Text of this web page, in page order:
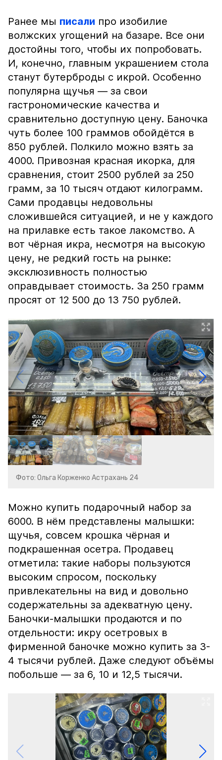
Ранее мы писали про изобилие
волжских угощений на базаре. Все они
достойны того, чтобы их попробовать.
И, конечно, главным украшением стола
станут бутерброды с икрой. Особенно
популярна щучья — за свои
гастрономические качества и
сравнительно доступную цену. Баночка
чуть более 100 граммов обойдётся в
850 рублей. Полкило можно взять за
4000. Привозная красная икорка, для
сравнения, стоит 2500 рублей за 250
грамм, за 10 тысяч отдают килограмм.
Сами продавцы недовольны
сложившейся ситуацией, и не у каждого
на прилавке есть такое лакомство. А
вот чёрная икра, несмотря на высокую
цену, не редкий гость на рынке:
эксклюзивность полностью
оправдывает стоимость. За 250 грамм
просят от 12 500 до 13 750 рублей.
Фото: Ольга Корженко Астрахань 24
Можно купить подарочный набор за
6000. В нём представлены малышки:
щучья, совсем крошка чёрная и
подкрашенная осетра. Продавец
отметила: такие наборы пользуются
высоким спросом, поскольку
привлекательны на вид и довольно
содержательны за адекватную цену.
Баночки-малышки продаются и по
отдельности: икру осетровых в
фирменной баночке можно купить за 3-
4 тысячи рублей. Даже следуют объёмы
побольше — за 6, 10 и 12,5 тысячи.